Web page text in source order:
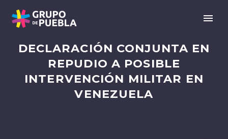
DECLARACIÓN CONJUNTA EN
REPUDIO A POSIBLE
INTERVENCIÓN MILITAR EN
VENEZUELA